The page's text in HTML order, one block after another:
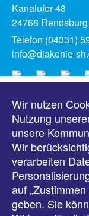
Kanalufer 48
24768 Rendsburg
Telefon (04331)
info@diakonie-
Meldungen
Downloads
Presse
Wir nutzen
Nutzung
unsere
Wir
verarbeiten
auf
geben. Sie